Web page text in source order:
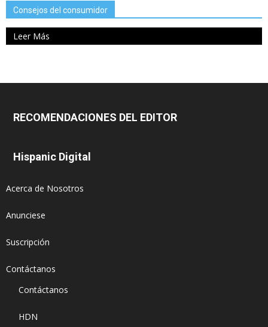
Consejos del consumidor
Leer Más
RECOMENDACIONES DEL EDITOR
Hispanic Digital
Acerca de Nosotros
Anunciese
Suscripción
Contáctanos
Contáctanos
HDN